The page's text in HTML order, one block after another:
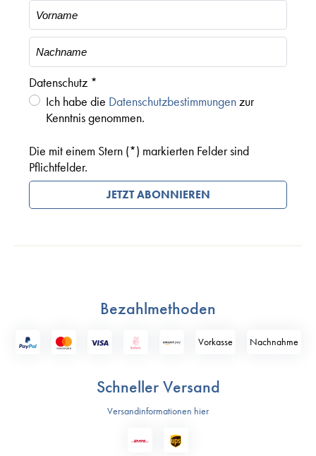
Datenschutz *
Ich habe die Datenschutzbestimmungenzur
Kenntnis genommen.
Die mit einem Stern (*) markierten Felder sind
Pflichtfelder.
JETZT ABONNIEREN
Bezahlmethoden
Vorkasse Nach­nahme
Schneller Versand
Versandinformationen hier